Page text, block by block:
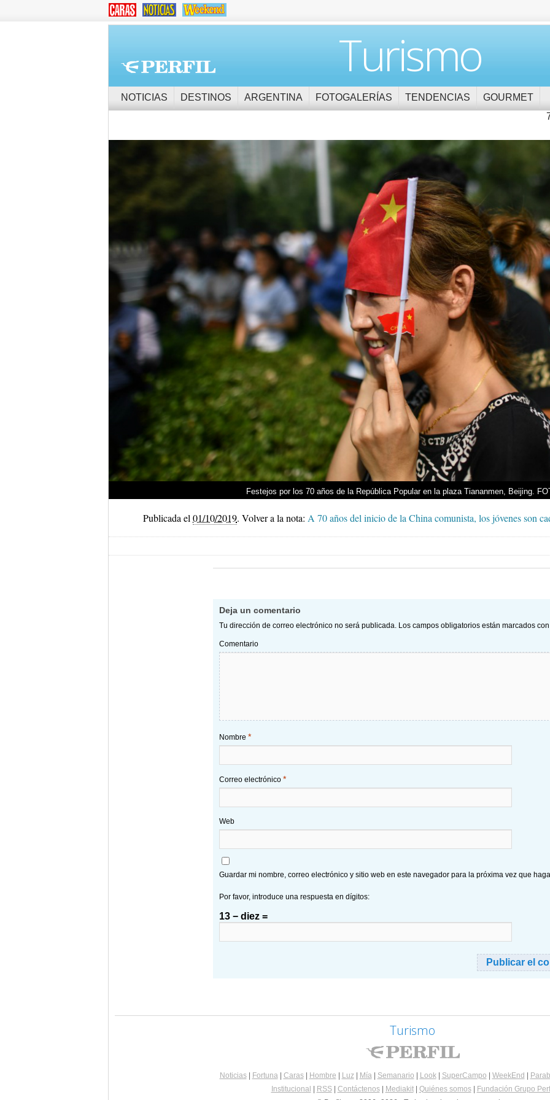
Turismo
NOTICIAS DESTINOS ARGENTINA FOTOGALERÍAS TENDENCIAS
GOURMET
Festejos por los 70 años de la República Popular en la plaza Tiananmen, Beijing.
Publicada el 01/10/2019. Volver a la nota: A 70 años del inicio de la China comunista, los jóvenes son
Deja un comentario
Tu dirección de correo electrónico no será publicada. Los campos obligatorios están marcados
Comentario
Nombre *
Correo electrónico *
Web
Guardar mi nombre, correo electrónico y sitio web en este navegador para la próxima vez que
Por favor, introduce una respuesta en dígitos:
13 − diez =
Turismo
Noticias| Fortuna| Caras| Hombre Luz| Mía| Semanario Look| SuperCampo WeekEnd
Institucional
RSS| Contáctenos| Mediakit| Quiénes somos|
Fundación Grupo